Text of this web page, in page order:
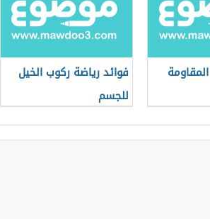
فوائد رياضة ركوب الخيل
للجسم